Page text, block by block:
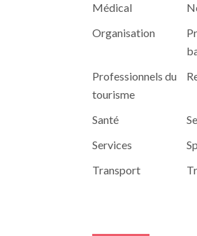
Médical
Organisation
Professionnels du
tourisme
Santé
Services
Transport